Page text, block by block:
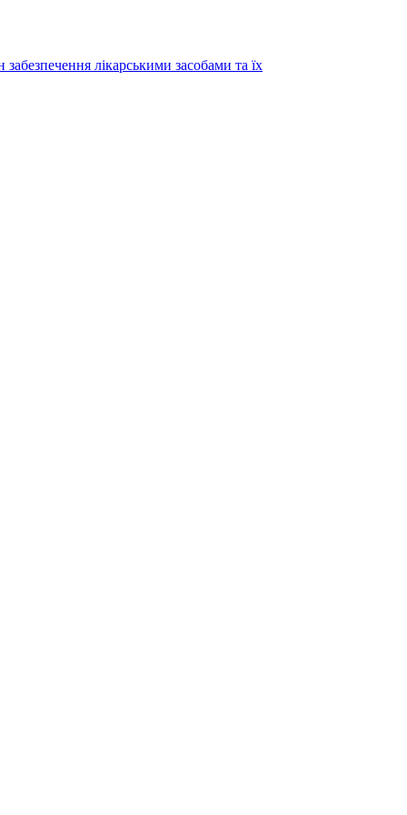
забезпечення лікарськими засобами та їх